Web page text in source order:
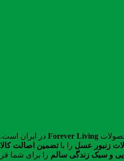
Forever Living در ایران
زنبور عسل را باتضمین اصالت
و سبک زندگی سالم را برای شما